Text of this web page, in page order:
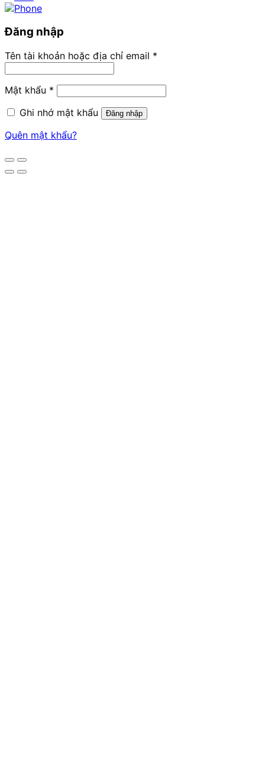
Đăng nhập
Tên tài khoản hoặc địa chỉ email *
Mật khẩu *
Ghi nhớ mật khẩu
Đăng nhập
Quên mật khẩu?